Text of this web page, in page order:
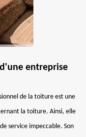
entreprise
de la toiture est une
la toiture. Ainsi, elle
service impeccable. Son